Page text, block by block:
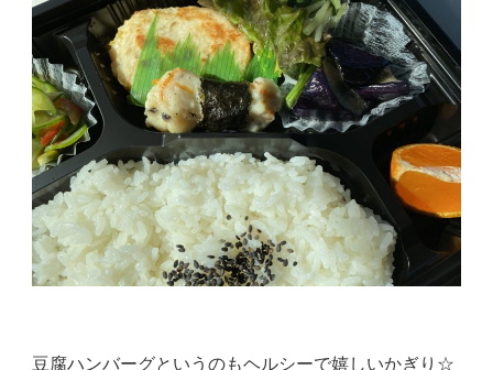
豆腐ハンバーグというのもヘルシーで嬉しいかぎり☆